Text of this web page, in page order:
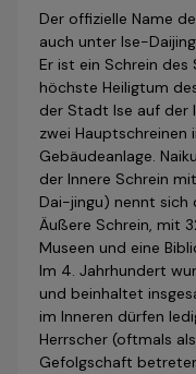
Der offizielle Name
auch unter Ise-
Er ist ein Schrein
höchste Heiligtum
der Stadt Ise auf der
zwei Hauptschreinen
Gebäudeanlage.
der Innere Schrein
Dai-jingu) nennt sich
Äußere Schrein, mit
Museen und eine
Im 4. Jahr­hundert
und beinhaltet
im Inneren dürfen
Herrscher (oftmals
Gefolgschaft